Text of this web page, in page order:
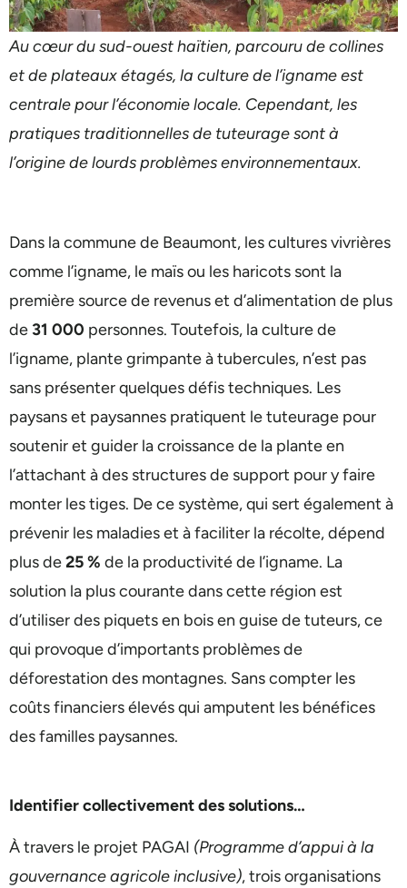
Au cœur du sud-ouest haïtien, parcouru de collines
et de plateaux étagés, la culture de l’igname est
centrale pour l’économie locale. Cependant, les
pratiques traditionnelles de tuteurage sont à
l’origine de lourds problèmes environnementaux.
Dans la commune de Beaumont, les cultures vivrières
comme l’igname, le maïs ou les haricots sont la
première source de revenus et d’alimentation de plus
de31 000 personnes. Toutefois, la culture de
l’igname, plante grimpante à tubercules, n’est pas
sans présenter quelques défis techniques. Les
paysans et paysannes pratiquent le tuteurage pour
soutenir et guider la croissance de la plante en
l’attachant à des structures de support pour y faire
monter les tiges. De ce système, qui sert également à
prévenir les maladies et à faciliter la récolte, dépend
plus de25 % de la productivité de l’igname. La
solution la plus courante dans cette région est
d’utiliser des piquets en bois en guise de tuteurs, ce
qui provoque d’importants problèmes de
déforestation des montagnes. Sans compter les
coûts financiers élevés qui amputent les bénéfices
des familles paysannes.
Identifier collectivement des solutions…
À travers le projet PAGAI (Programme d’appui à la
gouvernance agricole inclusive), trois organisations